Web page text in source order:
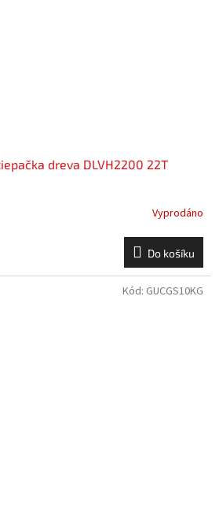
dreva DLVH2200 22T
Vyprodáno
Do košíku
Kód: GUCGS10KG